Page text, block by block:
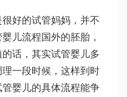
好的试管妈妈，并不
儿流程国外的胚胎，
话，其实试管婴儿多
一段时候，这样到时
管婴儿的具体流程能争